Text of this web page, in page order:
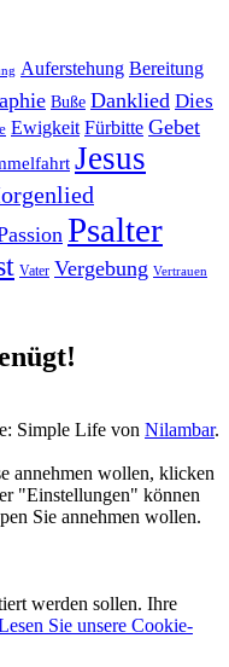
Auferstehung Bereitung
Buße Danklied Dies
Ewigkeit Fürbitte Gebet
Jesus
Psalter
Vater Vergebung Vertrauen
Simple Life von Nilambar.
annehmen wollen, klicken
"Einstellungen" können
Sie annehmen wollen.
werden sollen. Ihre
Sie unsere Cookie-